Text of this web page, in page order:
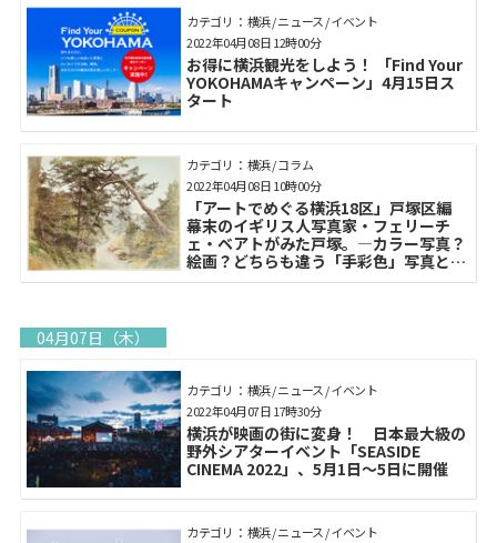
カテゴリ： 横浜 / ニュース / イベント
お得に横浜観光をしよう！ 「Find Your
YOKOHAMAキャンペーン」4月15日ス
タート
2022年04月08日 12時00分
カテゴリ： 横浜 / コラム
「アートでめぐる横浜18区」戸塚区編
幕末のイギリス人写真家・フェリーチ
ェ・ベアトがみた戸塚。―カラー写真？
絵画？どちらも違う「手彩色」写真とは
―
2022年04月08日 10時00分
04月07日（木）
カテゴリ： 横浜 / ニュース / イベント
横浜が映画の街に変身！ 日本最大級の
野外シアターイベント「SEASIDE
CINEMA 2022」、5月1日〜5日に開催
2022年04月07日 17時30分
カテゴリ： 横浜 / ニュース / イベント